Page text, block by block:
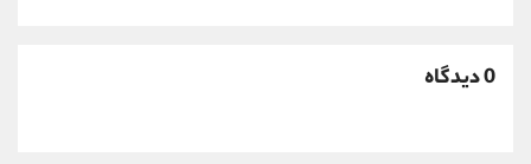
0 دیدگاه